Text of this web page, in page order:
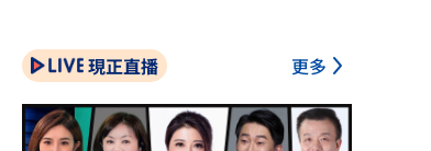
現正直播 更多